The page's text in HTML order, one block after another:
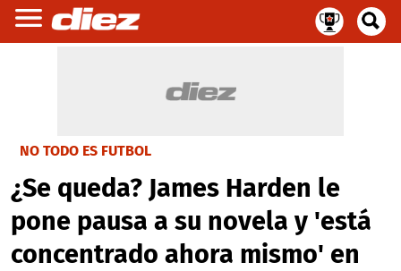
NO TODO ES FUTBOL
¿Se queda? James Harden le
pone pausa a su novela y 'está
concentrado ahora mismo' en